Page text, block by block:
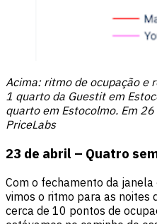
Acima: ritmo de ocupação e
1 quarto da Guestit em
quarto em Estocolmo. Em
PriceLabs
23 de abril – Quatro
Com o fechamento da
vimos o ritmo para as noites
cerca de 10 pontos de